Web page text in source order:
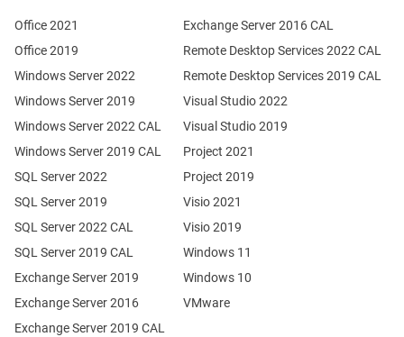
Office 2021
Office 2019
Windows Server 2022
Windows Server 2019
Exchange Server 2019
Exchange Server 2016
SQL Server 2022
SQL Server 2019
Windows Server 2022 CAL
Windows Server 2019 CAL
SQL Server 2022 CAL
SQL Server 2019 CAL
Remote Desktop Services 2022 CAL
Remote Desktop Services 2019 CAL
Exchange Server 2019 CAL
Exchange Server 2016 CAL
Visual Studio 2022
Visual Studio 2019
Project 2021
Project 2019
Visio 2021
Visio 2019
Windows 11
Windows 10
VMware